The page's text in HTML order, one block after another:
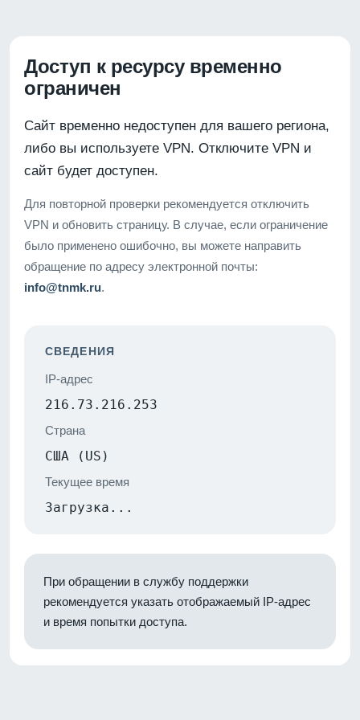
Доступ к ресурсу временно
ограничен
Сайт временно недоступен для вашего региона,
либо вы используете VPN. Отключите VPN и
сайт будет доступен.
Для повторной проверки рекомендуется отключить
VPN и обновить страницу. В случае, если ограничение
было применено ошибочно, вы можете направить
обращение по адресу электронной почты:
info@tnmk.ru.
СВЕДЕНИЯ
IP-адрес
216.73.216.253
Страна
США (US)
Текущее время
Загрузка...
При обращении в службу поддержки
рекомендуется указать отображаемый IP-адрес
и время попытки доступа.